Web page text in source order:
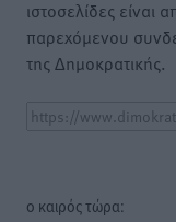
ιστοσελίδες
παρεχόμενου
της Δημοκρατικής.
o καιρός τώρα: